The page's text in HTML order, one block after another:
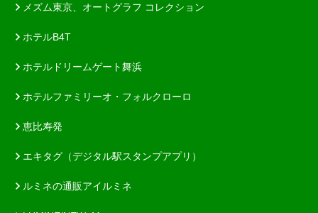
メズム東京、オートグラフ コレクション
ホテルB4T
ホテルドリームゲート舞浜
ホテルファミリーオ・フォルクローロ
恵比寿発
エキタグ（デジタル駅スタンプアプリ）
ルミネの通販アイルミネ